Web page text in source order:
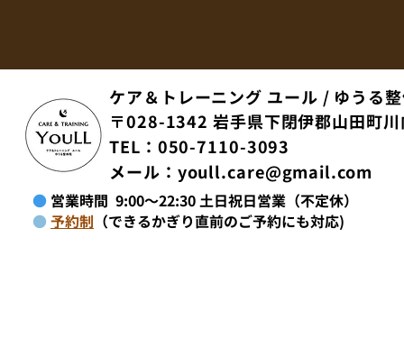
ケア＆トレーニング ユール / ゆうる
〒028-1342 岩手県下閉伊郡山田町
TEL：050-7110-3093
メール： youll.care@gmail.com
● 営業時間 9:00～22:30 土日祝日営業（不定休）
● 予約制 （できるかぎり直前のご予約にも対応)